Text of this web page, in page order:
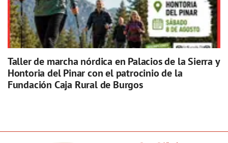
Taller de marcha nórdica en Palacios de la Sierra y
Hontoria del Pinar con el patrocinio de la
Fundación Caja Rural de Burgos